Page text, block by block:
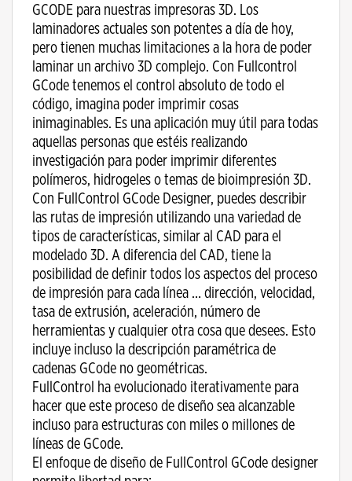
GCODE para nuestras impresoras 3D. Los
laminadores actuales son potentes a día de hoy,
pero tienen muchas limitaciones a la hora de poder
laminar un archivo 3D complejo. Con Fullcontrol
GCode tenemos el control absoluto de todo el
código, imagina poder imprimir cosas
inimaginables. Es una aplicación muy útil para todas
aquellas personas que estéis realizando
investigación para poder imprimir diferentes
polímeros, hidrogeles o temas de bioimpresión 3D.
Con FullControl GCode Designer, puedes describir
las rutas de impresión utilizando una variedad de
tipos de características, similar al CAD para el
modelado 3D. A diferencia del CAD, tiene la
posibilidad de definir todos los aspectos del proceso
de impresión para cada línea … dirección, velocidad,
tasa de extrusión, aceleración, número de
herramientas y cualquier otra cosa que desees. Esto
incluye incluso la descripción paramétrica de
cadenas GCode no geométricas.
FullControl ha evolucionado iterativamente para
hacer que este proceso de diseño sea alcanzable
incluso para estructuras con miles o millones de
líneas de GCode.
El enfoque de diseño de FullControl GCode designer